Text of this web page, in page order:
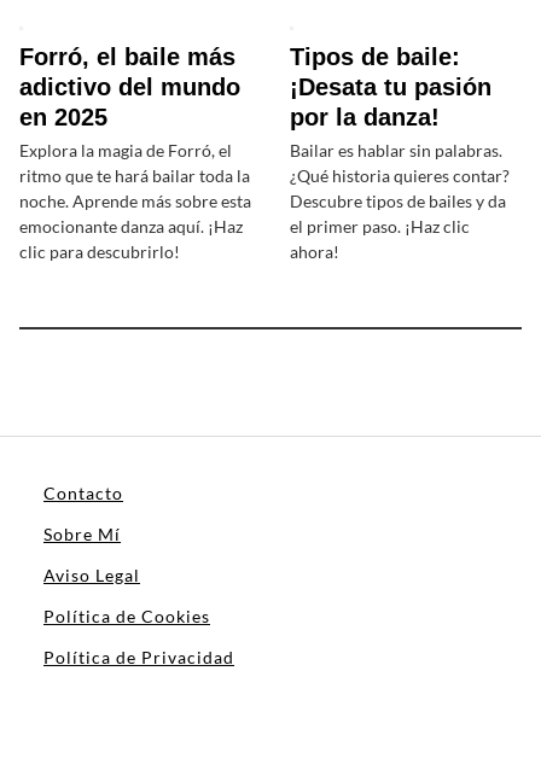
Forró, el baile más
adictivo del mundo
en 2025
Explora la magia de Forró, el
ritmo que te hará bailar toda la
noche. Aprende más sobre esta
emocionante danza aquí. ¡Haz
clic para descubrirlo!
Tipos de baile:
¡Desata tu pasión
por la danza!
Bailar es hablar sin palabras.
¿Qué historia quieres contar?
Descubre tipos de bailes y da
el primer paso. ¡Haz clic
ahora!
Contacto
Sobre Mí
Aviso Legal
Política de Cookies
Política de Privacidad